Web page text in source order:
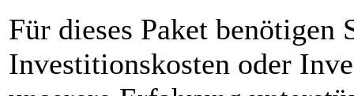
Für dieses Paket benötigen
Investitionskosten oder